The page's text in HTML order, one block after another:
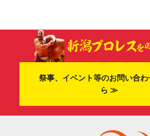
祭事、イベント等のお問い合わ
ら ≫